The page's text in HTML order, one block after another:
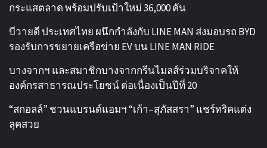
กระแสตลาด พร้อมปรับเป้าใหม่ 36,000 คัน
บีวายดี ประเทศไทย ผนึกกำลังกับ LINE MAN ส่งมอบรถ BYD
รองรับการขยายเครือข่าย EV บน LINE MAN RIDE
บางจากฯ และสมาชิกบางจากกรีนไมลส์ร่วมบริจาคให้
องค์กรสาธารณประโยชน์ ต่อเนื่องเป็นปีที่ 20
“สกอลล์” ชวนแบรนด์แอมฯ “เก้า–สุภัสสรา” แชร์ทริคแต่ง
ลุคสวย